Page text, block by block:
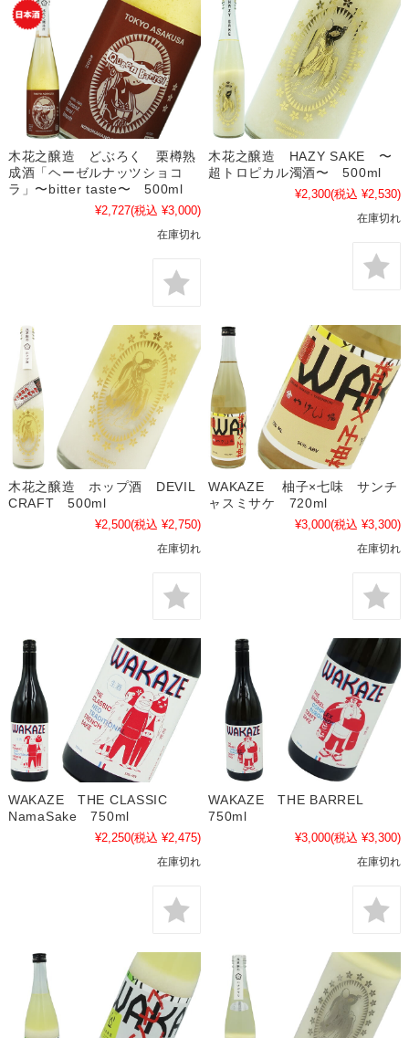
木花之醸造 どぶろく 栗樽熟
成酒「ヘーゼルナッツショコ
ラ」〜bitter taste〜 500ml
¥2,727(税込 ¥3,000)
在庫切れ
木花之醸造 HAZY SAKE 〜
超トロピカル濁酒〜 500ml
¥2,300(税込 ¥2,530)
在庫切れ
木花之醸造 ホップ酒 DEVIL
CRAFT 500ml
¥2,500(税込 ¥2,750)
在庫切れ
WAKAZE 柚子×七味 サンチ
ャスミサケ 720ml
¥3,000(税込 ¥3,300)
在庫切れ
WAKAZE THE CLASSIC
NamaSake 750ml
¥2,250(税込 ¥2,475)
在庫切れ
WAKAZE THE BARREL
750ml
¥3,000(税込 ¥3,300)
在庫切れ